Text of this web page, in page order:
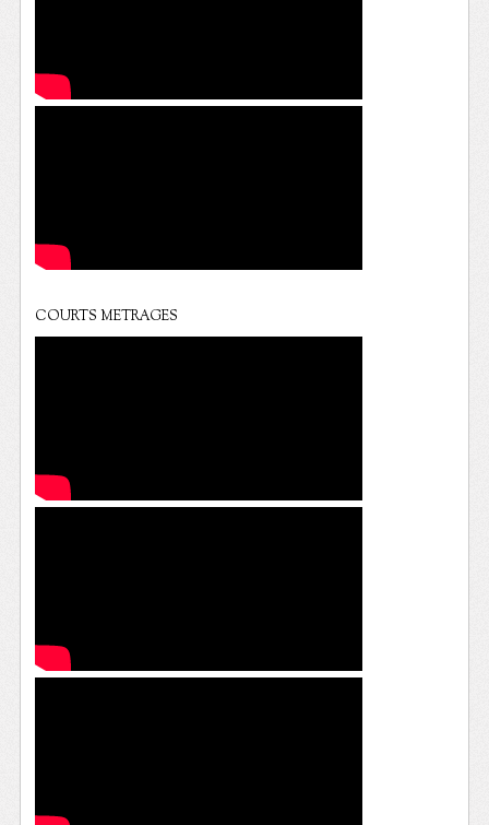
COURTS METRAGES